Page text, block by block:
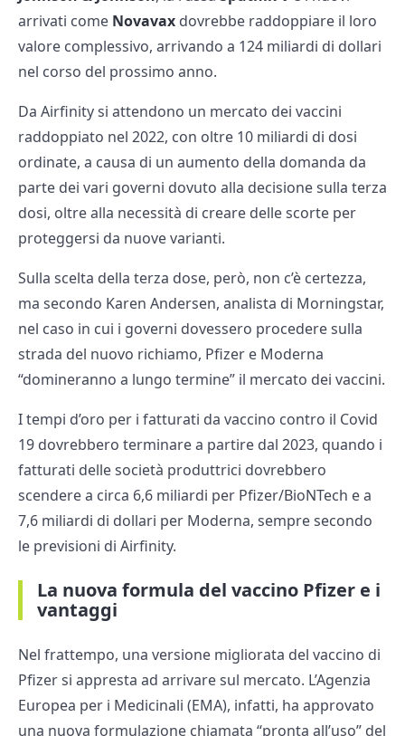
arrivati come Novavax dovrebbe raddoppiare il loro
valore complessivo, arrivando a 124 miliardi di dollari
nel corso del prossimo anno.
Da Airfinity si attendono un mercato dei vaccini
raddoppiato nel 2022, con oltre 10 miliardi di dosi
ordinate, a causa di un aumento della domanda da
parte dei vari governi dovuto alla decisione sulla terza
dosi, oltre alla necessità di creare delle scorte per
proteggersi da nuove varianti.
Sulla scelta della terza dose, però, non c’è certezza,
ma secondo Karen Andersen, analista di Morningstar,
nel caso in cui i governi dovessero procedere sulla
strada del nuovo richiamo, Pfizer e Moderna
“domineranno a lungo termine” il mercato dei vaccini.
I tempi d’oro per i fatturati da vaccino contro il Covid
19 dovrebbero terminare a partire dal 2023, quando i
fatturati delle società produttrici dovrebbero
scendere a circa 6,6 miliardi per Pfizer/BioNTech e a
7,6 miliardi di dollari per Moderna, sempre secondo
le previsioni di Airfinity.
La nuova formula del vaccino Pfizer e i
vantaggi
Nel frattempo, una versione migliorata del vaccino di
Pfizer si appresta ad arrivare sul mercato. L’Agenzia
Europea per i Medicinali (EMA), infatti, ha approvato
una nuova formulazione chiamata “pronta all’uso” del